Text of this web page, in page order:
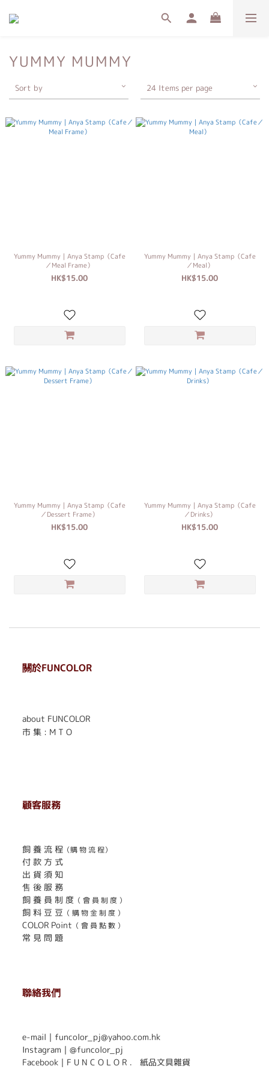
YUMMY MUMMY
Sort by 24 Items per page
Yummy Mummy｜Anya Stamp（Cafe
／Meal Frame）
HK$15.00
Yummy Mummy｜Anya Stamp（Cafe
／Meal）
HK$15.00
Yummy Mummy｜Anya Stamp（Cafe
／Dessert Frame）
HK$15.00
Yummy Mummy｜Anya Stamp（Cafe
／Drinks）
HK$15.00
關於FUNCOLOR
about FUNCOLOR
市 集 : M T O
顧客服務
飼 養 流 程 （購 物 流 程）
付 款 方 式
出 貨 須 知
售 後 服 務
飼 養 員 制 度 （ 會 員 制 度 ）
飼 料 豆 豆 （ 購 物 金 制 度 ）
COLOR Point （ 會 員 點 數 ）
常 見 問 題
聯絡我們
e-mail｜funcolor_pj@yahoo.com.hk
Instagram｜ @funcolor_pj
Facebook｜ F U N C O L O R ． 紙品文具雜貨